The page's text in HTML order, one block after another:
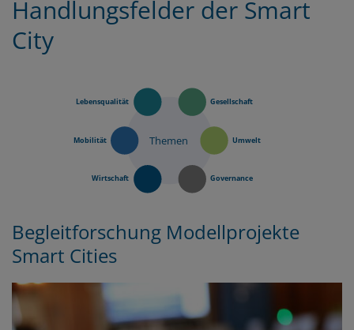
Zum
Seitenbereich
Zum
Hauptinhalt
Marginalspalte
Handlungsfelder der Smart
City
Themen
Gesellschaft
Umwelt
Governance
Lebensqualität
Mobilität
Wirtschaft
Begleitforschung Modellprojekte
Smart Cities